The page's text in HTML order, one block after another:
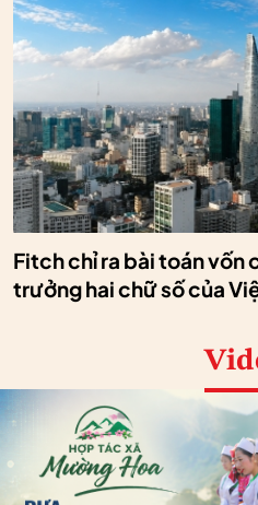
Fitch chỉ ra bài toán vốn
trưởng hai chữ số của